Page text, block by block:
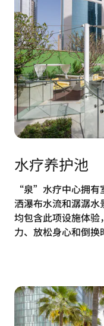
水疗养护池
“泉”水疗中心拥有
洒瀑布水流和潺潺
均包含此项设施体
力、放松身心和倒换